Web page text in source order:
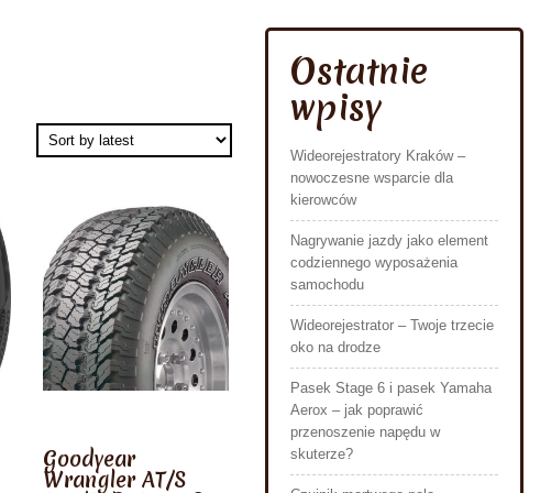
Goodyear
Wrangler AT/S
Ostatnie
wpisy
Wideorejestratory Kraków –
nowoczesne wsparcie dla
kierowców
Nagrywanie jazdy jako element
codziennego wyposażenia
samochodu
Wideorejestrator – Twoje trzecie
oko na drodze
Pasek Stage 6 i pasek Yamaha
Aerox – jak poprawić
przenoszenie napędu w
skuterze?